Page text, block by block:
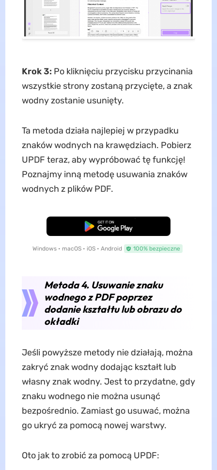
Krok 3: Po kliknięciu przycisku przycinania
wszystkie strony zostaną przycięte, a znak
wodny zostanie usunięty.
Ta metoda działa najlepiej w przypadku
znaków wodnych na krawędziach. Pobierz
UPDF teraz, aby wypróbować tę funkcję!
Poznajmy inną metodę usuwania znaków
wodnych z plików PDF.
Pobierz za darmo
Windows • macOS • iOS • Android 100% bezpieczne
Metoda 4. Usuwanie znaku
wodnego z PDF poprzez
dodanie kształtu lub obrazu do
okładki
Jeśli powyższe metody nie działają, można
zakryć znak wodny dodając kształt lub
własny znak wodny. Jest to przydatne, gdy
znaku wodnego nie można usunąć
bezpośrednio. Zamiast go usuwać, można
go ukryć za pomocą nowej warstwy.
Oto jak to zrobić za pomocą UPDF: